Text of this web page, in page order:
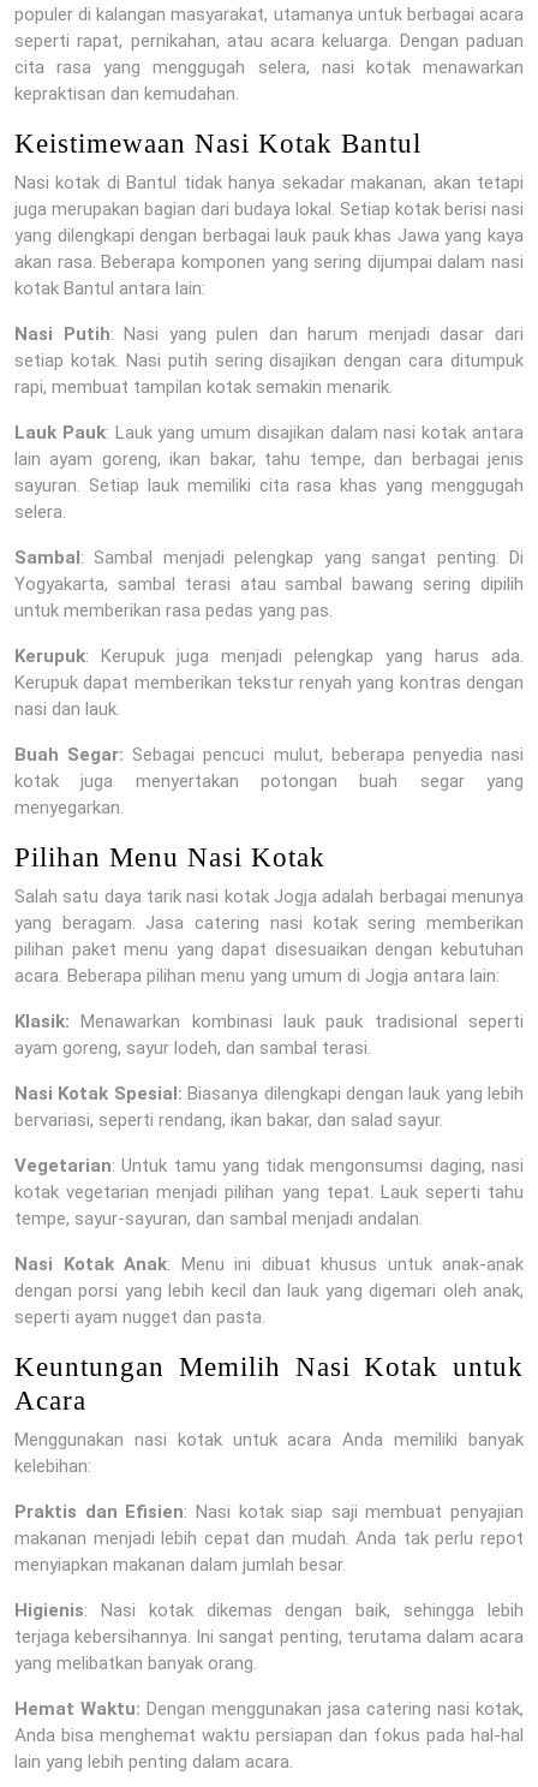
populer di kalangan masyarakat, utamanya untuk berbagai acara
seperti rapat, pernikahan, atau acara keluarga. Dengan paduan
cita rasa yang menggugah selera, nasi kotak menawarkan
kepraktisan dan kemudahan.
Keistimewaan Nasi Kotak Bantul
Nasi kotak di Bantul tidak hanya sekadar makanan, akan tetapi
juga merupakan bagian dari budaya lokal. Setiap kotak berisi nasi
yang dilengkapi dengan berbagai lauk pauk khas Jawa yang kaya
akan rasa. Beberapa komponen yang sering dijumpai dalam nasi
kotak Bantul antara lain:
Nasi Putih: Nasi yang pulen dan harum menjadi dasar dari
setiap kotak. Nasi putih sering disajikan dengan cara ditumpuk
rapi, membuat tampilan kotak semakin menarik.
Lauk Pauk: Lauk yang umum disajikan dalam nasi kotak antara
lain ayam goreng, ikan bakar, tahu tempe, dan berbagai jenis
sayuran. Setiap lauk memiliki cita rasa khas yang menggugah
selera.
Sambal: Sambal menjadi pelengkap yang sangat penting. Di
Yogyakarta, sambal terasi atau sambal bawang sering dipilih
untuk memberikan rasa pedas yang pas.
Kerupuk: Kerupuk juga menjadi pelengkap yang harus ada.
Kerupuk dapat memberikan tekstur renyah yang kontras dengan
nasi dan lauk.
Buah Segar: Sebagai pencuci mulut, beberapa penyedia nasi
kotak juga menyertakan potongan buah segar yang
menyegarkan.
Pilihan Menu Nasi Kotak
Salah satu daya tarik nasi kotak Jogja adalah berbagai menunya
yang beragam. Jasa catering nasi kotak sering memberikan
pilihan paket menu yang dapat disesuaikan dengan kebutuhan
acara. Beberapa pilihan menu yang umum di Jogja antara lain:
Klasik: Menawarkan kombinasi lauk pauk tradisional seperti
ayam goreng, sayur lodeh, dan sambal terasi.
Nasi Kotak Spesial: Biasanya dilengkapi dengan lauk yang lebih
bervariasi, seperti rendang, ikan bakar, dan salad sayur.
Vegetarian: Untuk tamu yang tidak mengonsumsi daging, nasi
kotak vegetarian menjadi pilihan yang tepat. Lauk seperti tahu
tempe, sayur-sayuran, dan sambal menjadi andalan.
Nasi Kotak Anak: Menu ini dibuat khusus untuk anak-anak
dengan porsi yang lebih kecil dan lauk yang digemari oleh anak,
seperti ayam nugget dan pasta.
Keuntungan Memilih Nasi Kotak untuk
Acara
Menggunakan nasi kotak untuk acara Anda memiliki banyak
kelebihan:
Praktis dan Efisien: Nasi kotak siap saji membuat penyajian
makanan menjadi lebih cepat dan mudah. Anda tak perlu repot
menyiapkan makanan dalam jumlah besar.
Higienis: Nasi kotak dikemas dengan baik, sehingga lebih
terjaga kebersihannya. Ini sangat penting, terutama dalam acara
yang melibatkan banyak orang.
Hemat Waktu: Dengan menggunakan jasa catering nasi kotak,
Anda bisa menghemat waktu persiapan dan fokus pada hal-hal
lain yang lebih penting dalam acara.